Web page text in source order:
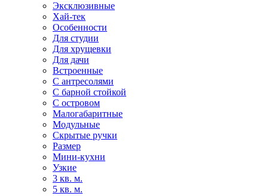
Эксклюзивные
Хай-тек
Особенности
Для студии
Для хрущевки
Для дачи
Встроенные
С антресолями
С барной стойкой
С островом
Малогабаритные
Модульные
Скрытые ручки
Размер
Мини-кухни
Узкие
3 кв. м.
5 кв. м.